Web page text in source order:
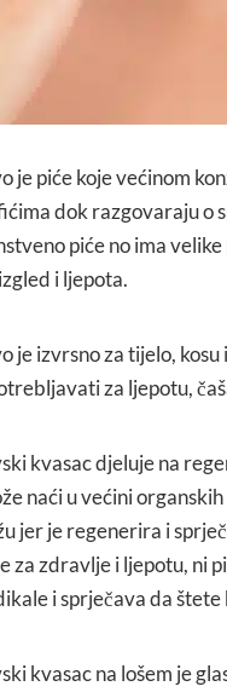
je piće koje većinom
dok razgovaraju o
piće no ima
i ljepota.
je izvrsno za tijelo,
za ljepotu,
kvasac djeluje na
naći u većini
jer je regenerira i
za zdravlje i ljepotu, ni
i sprječava da štete
kvasac na lošem je